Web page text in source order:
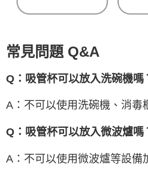
常見問題 Q&A
Q：吸管杯可以放入洗碗機嗎
A：不可以使用洗碗機、消毒
Q：吸管杯可以放入微波爐嗎
A：不可以使用微波爐等設備